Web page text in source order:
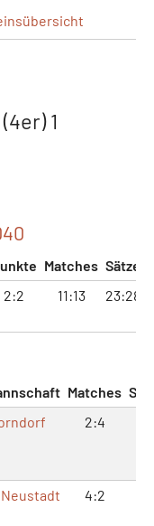
1
Matches Sätze
2:2 11:13 23:28
Matches
2:4
Neustadt
4:2